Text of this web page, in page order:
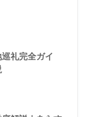
礼完全ガイ